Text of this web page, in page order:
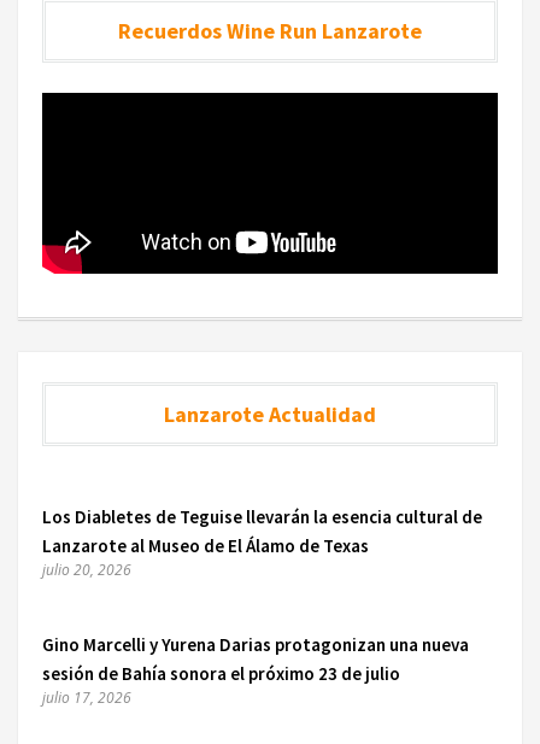
Recuerdos Wine Run Lanzarote
Lanzarote Actualidad
Los Diabletes de Teguise llevarán la esencia cultural de
Lanzarote al Museo de El Álamo de Texas
julio 20, 2026
Gino Marcelli y Yurena Darias protagonizan una nueva
sesión de Bahía sonora el próximo 23 de julio
julio 17, 2026